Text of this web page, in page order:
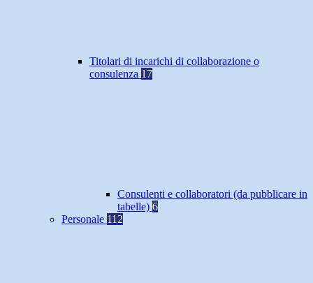
Titolari di incarichi di collaborazione o
consulenza 17
Consulenti e collaboratori (da pubblicare in
tabelle) 6
Personale 112